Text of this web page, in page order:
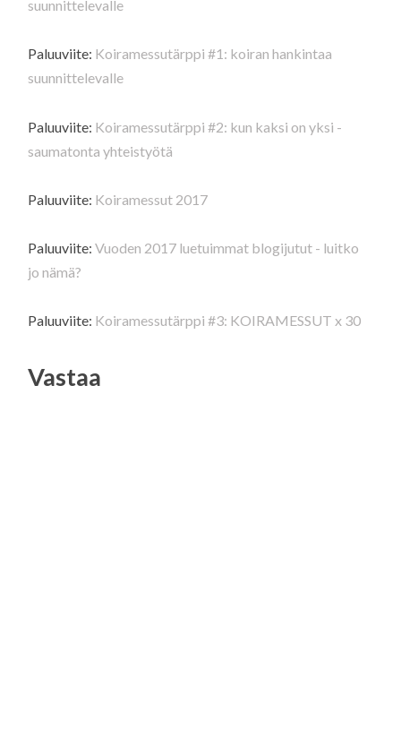
suunnittelevalle
Paluuviite: Koiramessutärppi #1: koiran hankintaa
suunnittelevalle
Paluuviite: Koiramessutärppi #2: kun kaksi on yksi -
saumatonta yhteistyötä
Paluuviite: Koiramessut 2017
Paluuviite:Vuoden 2017 luetuimmat blogijutut - luitko
jo nämä?
Paluuviite: Koiramessutärppi #3: KOIRAMESSUT x 30
Vastaa